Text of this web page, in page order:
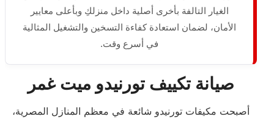
الغيار التالفة بأخرى أصلية داخل منزلكِ وبأعلى معايير
الأمان، لضمان استعادة كفاءة التسخين والتشغيل المثالية
في أسرع وقت.
صيانة تكييف تورنيدو ميت غمر
أصبحت مكيفات تورنيدو شائعة في معظم المنازل المصرية،